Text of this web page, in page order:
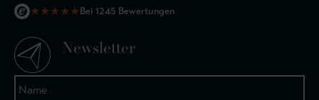
★★★★★Bei 1245 Bewertungen
Newsletter